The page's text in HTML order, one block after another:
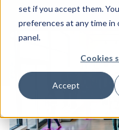
set if you accept them.
preferences at any time
panel.
Cookies
Accept